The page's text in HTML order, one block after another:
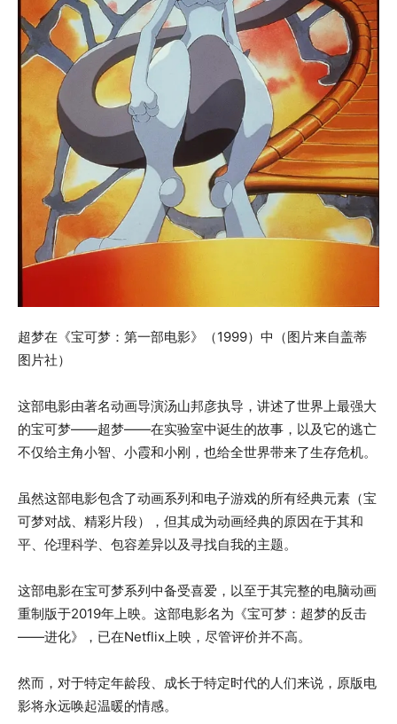
超梦在《宝可梦：第一部电影》（1999）中（图片来自盖蒂
图片社）
这部电影由著名动画导演汤山邦彦执导，讲述了世界上最强大
的宝可梦——超梦——在实验室中诞生的故事，以及它的逃亡
不仅给主角小智、小霞和小刚，也给全世界带来了生存危机。
虽然这部电影包含了动画系列和电子游戏的所有经典元素（宝
可梦对战、精彩片段），但其成为动画经典的原因在于其和
平、伦理科学、包容差异以及寻找自我的主题。
这部电影在宝可梦系列中备受喜爱，以至于其完整的电脑动画
重制版于2019年上映。这部电影名为《宝可梦：超梦的反击
——进化》，已在Netflix上映，尽管评价并不高。
然而，对于特定年龄段、成长于特定时代的人们来说，原版电
影将永远唤起温暖的情感。